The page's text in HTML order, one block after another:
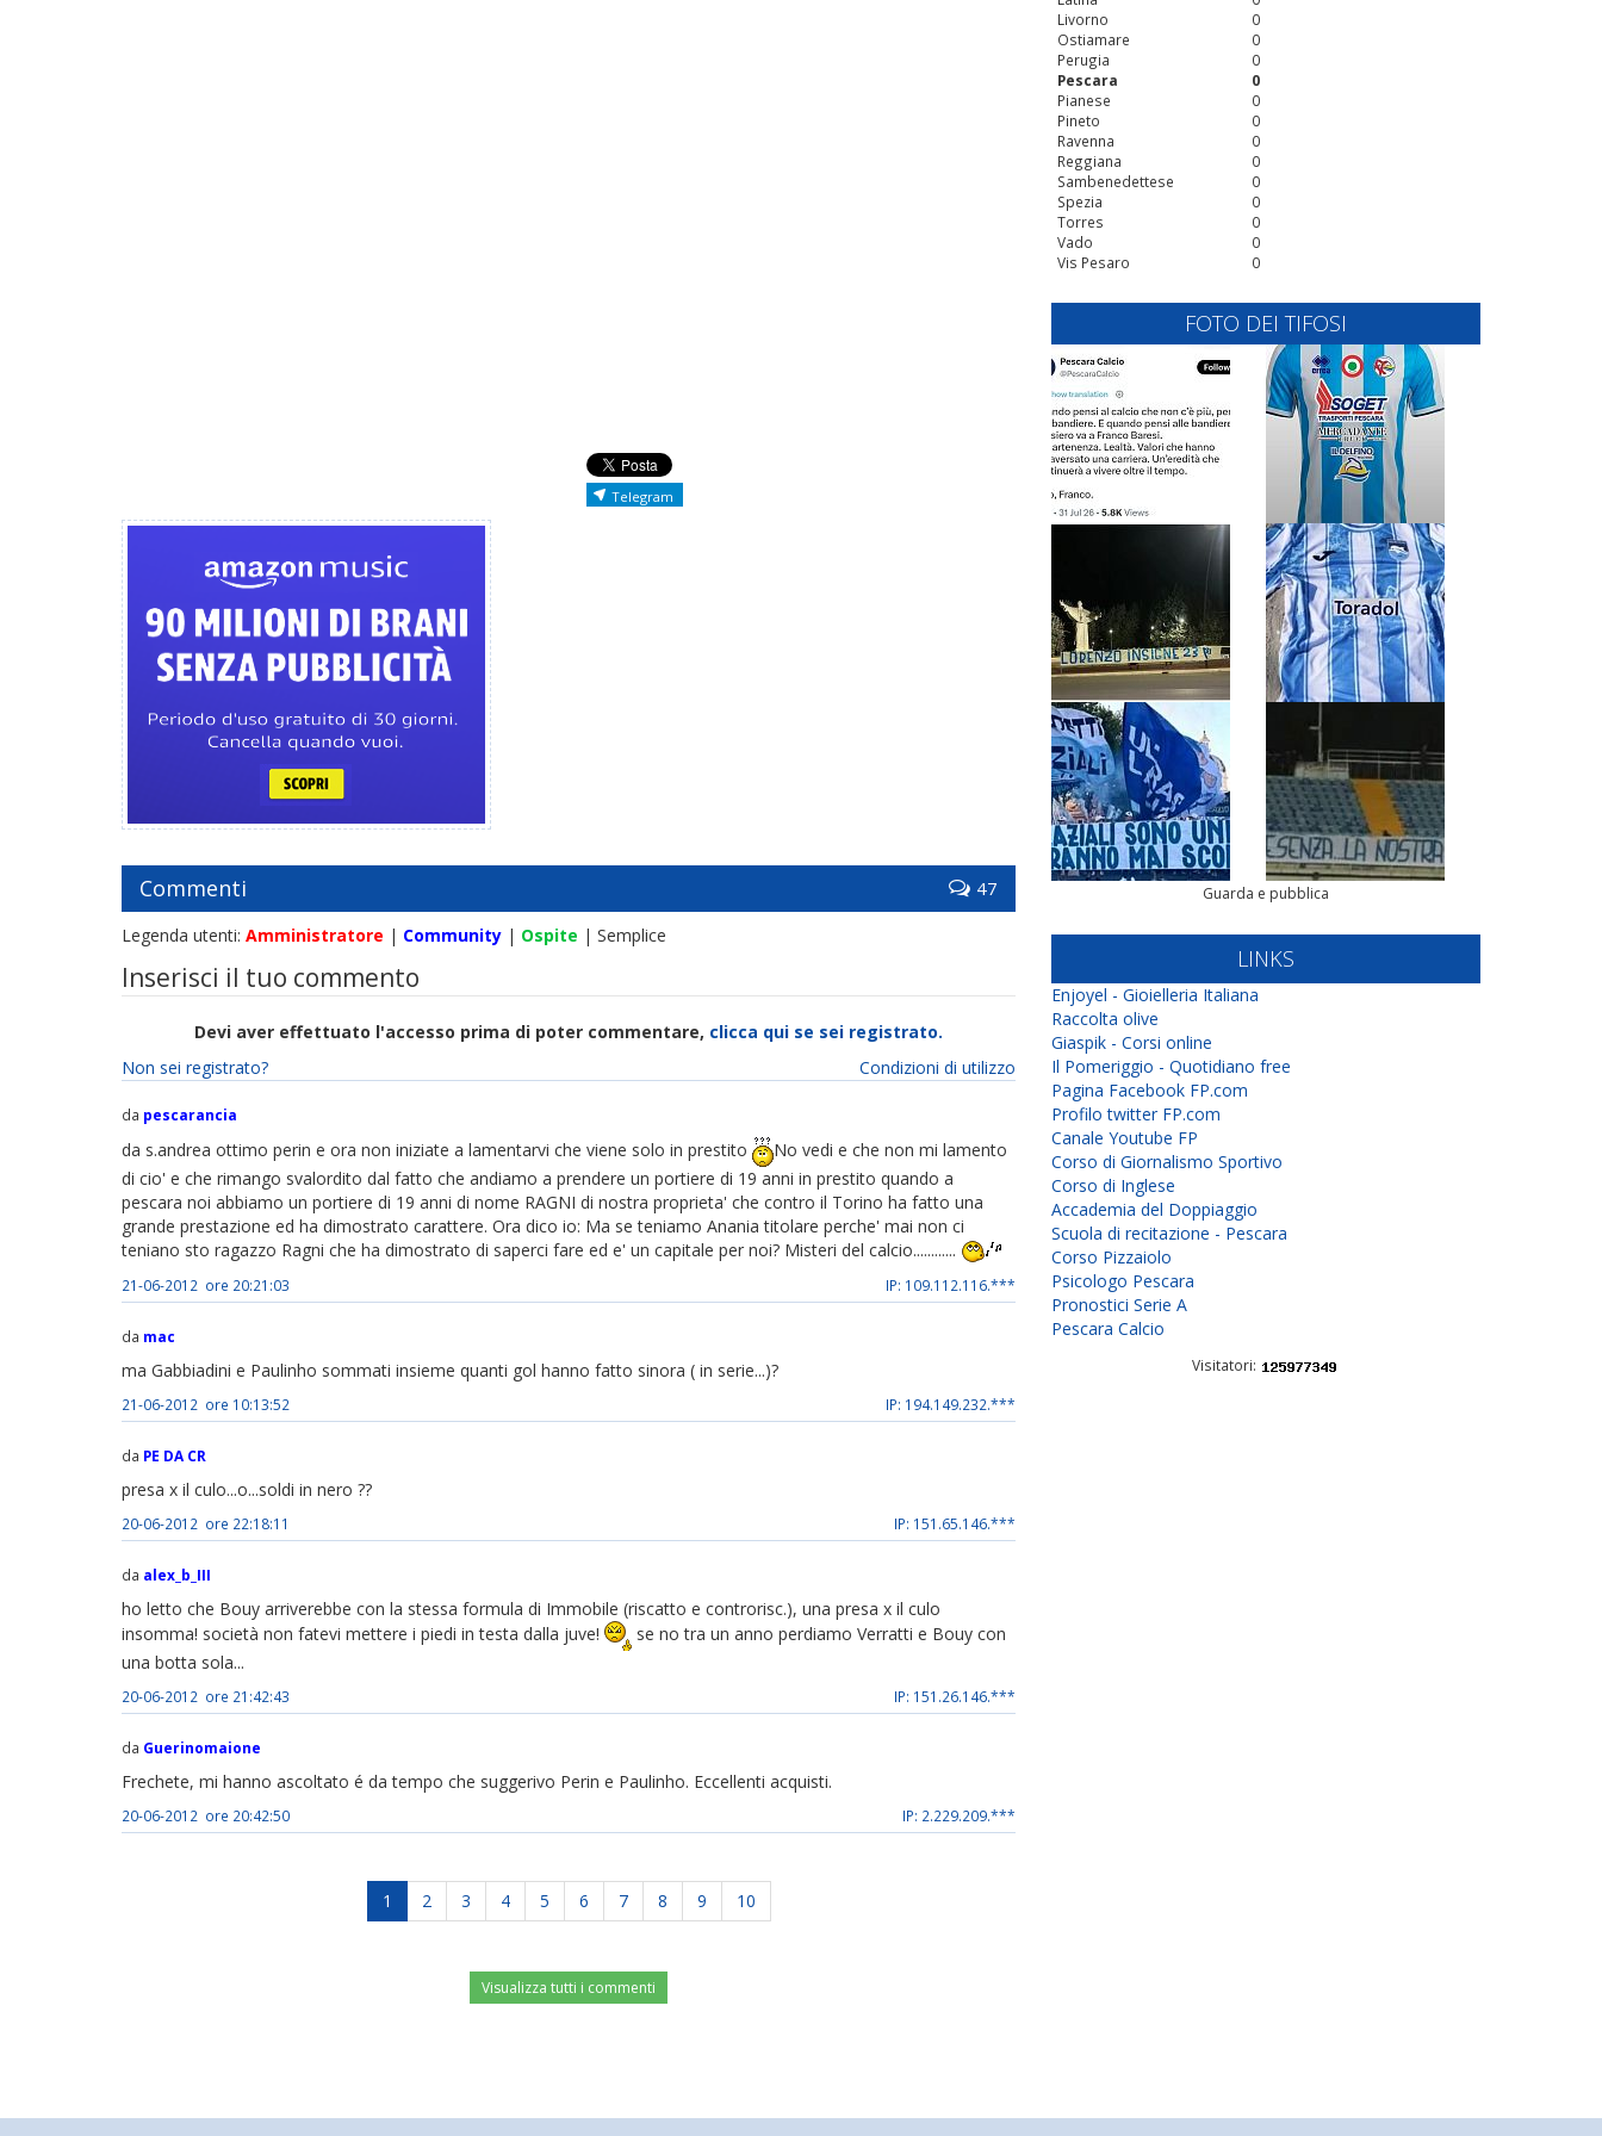
Telegram
Commenti 47
Legenda utenti: Amministratore | Community | Ospite | Semplice
Inserisci il tuo commento
Devi aver effettuato l'accesso prima di poter commentare, clicca qui se sei registrato.
Condizioni di utilizzo
Non sei registrato?
da pescarancia
da s.andrea ottimo perin e ora non iniziate a lamentarvi che viene solo in prestito
No vedi e che non mi lamento
di cio' e che rimango svalordito dal fatto che andiamo a prendere un portiere di 19 anni in prestito quando a
pescara noi abbiamo un portiere di 19 anni di nome RAGNI di nostra proprieta' che contro il Torino ha fatto una
grande prestazione ed ha dimostrato carattere. Ora dico io: Ma se teniamo Anania titolare perche' mai non ci
teniano sto ragazzo Ragni che ha dimostrato di saperci fare ed e' un capitale per noi? Misteri del calcio............
21-06-2012 ore 20:21:03 IP: 109.112.116.***
da mac
ma Gabbiadini e Paulinho sommati insieme quanti gol hanno fatto sinora ( in serie...)?
21-06-2012 ore 10:13:52 IP: 194.149.232.***
da PE DA CR
presa x il culo...o...soldi in nero ??
20-06-2012 ore 22:18:11 IP: 151.65.146.***
da alex_b_III
ho letto che Bouy arriverebbe con la stessa formula di Immobile (riscatto e controrisc.), una presa x il culo
insomma! società non fatevi mettere i piedi in testa dalla juve!
se no tra un anno perdiamo Verratti e Bouy con
una botta sola...
20-06-2012 ore 21:42:43 IP: 151.26.146.***
da Guerinomaione
Frechete, mi hanno ascoltato é da tempo che suggerivo Perin e Paulinho. Eccellenti acquisti.
20-06-2012 ore 20:42:50 IP: 2.229.209.***
1 2 3 4 5 6 7 8 9 10
Visualizza tutti i commenti
0
Livorno
0
Ostiamare
0
Perugia
0
Pescara
0
Pianese
0
Pineto
0
Ravenna
0
Reggiana
0
Sambenedettese
0
Spezia
0
Torres
0
Vado
0
Vis Pesaro
FOTO DEI TIFOSI
Guarda e pubblica
LINKS
Enjoyel - Gioielleria Italiana
Raccolta olive
Giaspik - Corsi online
Il Pomeriggio - Quotidiano free
Pagina Facebook FP.com
Profilo twitter FP.com
Canale Youtube FP
Corso di Giornalismo Sportivo
Corso di Inglese
Accademia del Doppiaggio
Scuola di recitazione - Pescara
Corso Pizzaiolo
Psicologo Pescara
Pronostici Serie A
Pescara Calcio
Visitatori: